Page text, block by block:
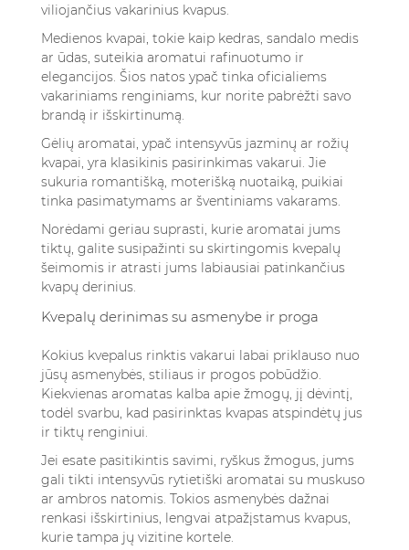
viliojančius vakarinius kvapus.
Medienos kvapai, tokie kaip kedras, sandalo medis
ar ūdas, suteikia aromatui rafinuotumo ir
elegancijos. Šios natos ypač tinka oficialiems
vakariniams renginiams, kur norite pabrėžti savo
brandą ir išskirtinumą.
Gėlių aromatai, ypač intensyvūs jazminų ar rožių
kvapai, yra klasikinis pasirinkimas vakarui. Jie
sukuria romantišką, moterišką nuotaiką, puikiai
tinka pasimatymams ar šventiniams vakarams.
Norėdami geriau suprasti, kurie aromatai jums
tiktų, galite susipažinti su skirtingomis kvepalų
šeimomis ir atrasti jums labiausiai patinkančius
kvapų derinius.
Kvepalų derinimas su asmenybe ir proga
Kokius kvepalus rinktis vakarui labai priklauso nuo
jūsų asmenybės, stiliaus ir progos pobūdžio.
Kiekvienas aromatas kalba apie žmogų, jį dėvintį,
todėl svarbu, kad pasirinktas kvapas atspindėtų jus
ir tiktų renginiui.
Jei esate pasitikintis savimi, ryškus žmogus, jums
gali tikti intensyvūs rytietiški aromatai su muskuso
ar ambros natomis. Tokios asmenybės dažnai
renkasi išskirtinius, lengvai atpažįstamus kvapus,
kurie tampa jų vizitine kortele.